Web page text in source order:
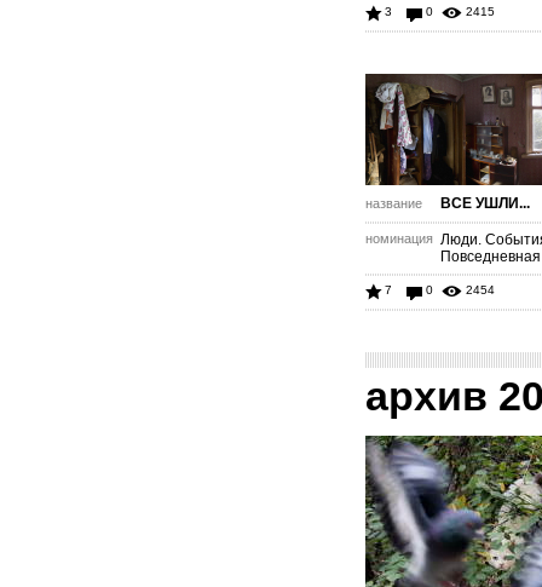
3 0 2415
название ВСЕ УШЛИ...
номинация Люди.
7 0 2454
архив